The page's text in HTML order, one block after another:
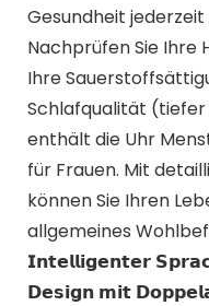
Gesundheit
Nachprüfen Sie Ihre
Ihre
Schlafqualität (tiefer
enthält die Uhr
für Frauen. Mit
können Sie Ihren
allgemeines
𝗜𝗻𝘁𝗲𝗹𝗹𝗶𝗴𝗲𝗻𝘁𝗲𝗿
𝗗𝗲𝘀𝗶𝗴𝗻 𝗺𝗶𝘁